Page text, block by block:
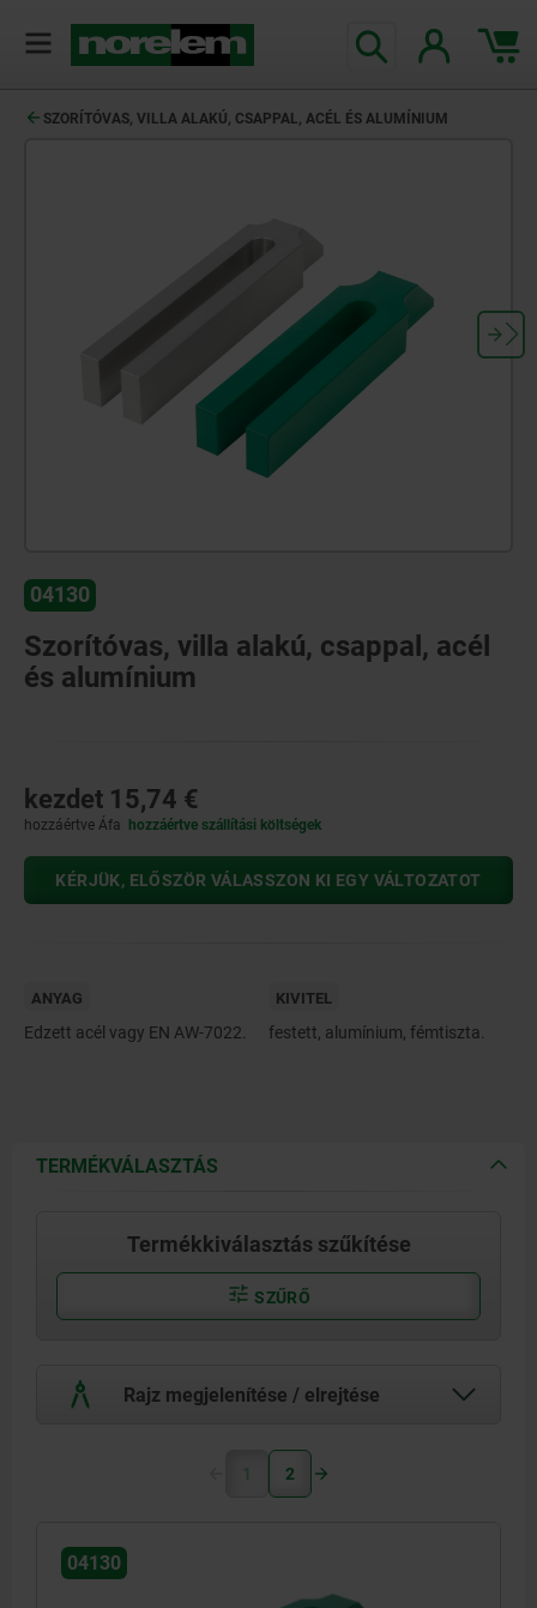
SZORÍTÓVAS, VILLA ALAKÚ, CSAPPAL, ACÉL ÉS ALUMÍNIUM
04130
Szorítóvas, villa alakú, csappal, acél
és alumínium
kezdet 15,74 €
hozzáértve Áfa hozzáértve szállítási költségek
KÉRJÜK, ELŐSZÖR VÁLASSZON KI EGY VÁLTOZATOT
ANYAG
Edzett acél vagy EN AW-7022.
KIVITEL
festett, alumínium, fémtiszta.
TERMÉKVÁLASZTÁS
Termékkiválasztás szűkítése
SZŰRŐ
Rajz megjelenítése / elrejtése
1 2
04130